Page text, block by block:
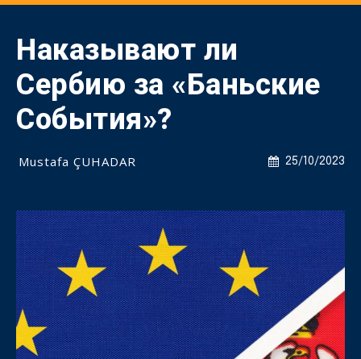
Наказывают ли
Сербию за «Баньские
События»?
25/10/2023
Mustafa ÇUHADAR